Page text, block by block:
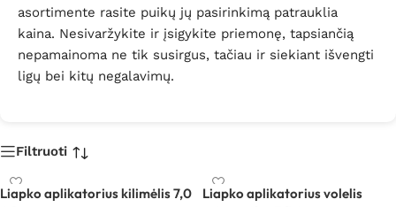
asortimente rasite puikų jų pasirinkimą patrauklia
kaina. Nesivaržykite ir įsigykite priemonę, tapsiančią
nepamainoma ne tik susirgus, tačiau ir siekiant išvengti
ligų bei kitų negalavimų.
Filtruoti
Liapko aplikatorius kilimėlis 7,0
Liapko aplikatorius volelis